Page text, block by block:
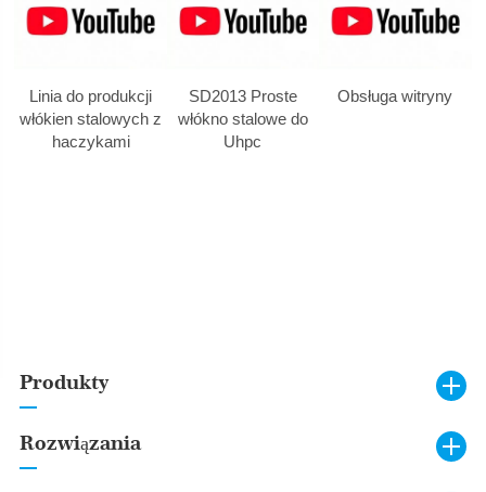
Linia do produkcji
włókien stalowych z
haczykami
SD2013 Proste
włókno stalowe do
Uhpc
Obsługa witryny
Produkty
Rozwiązania